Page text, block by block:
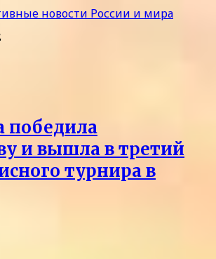
победила
и вышла в третий
турнира в